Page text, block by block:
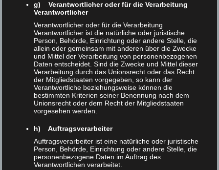
Begegnungszentrums für die Bildungs-
und Wissenschaftslandschaft hervor. Dabei
wurde deutlich, dass das Haus weit über
Göttingen hinaus als Ort der
Nachwuchsförderung, des
wissenschaftlichen Austauschs und der
Begegnung wirkt.
Im Mittelpunkt der Veranstaltung stand
auch der Beitrag von
Neher, Vorstandsvorsitzende der XLAB
Stiftung. Sie schilderte in ihrem Vortrag die
lange, oft steinige Geschichte des
g) Verantwortlicher oder für die Verarbeitung
Verantwortlicher
Verantwortlicher oder für die Verarbeitung
Verantwortlicher ist die natürliche oder juristische
Person, Behörde, Einrichtung oder andere Stelle, die
allein oder gemeinsam mit anderen über die Zwecke
und Mittel der Verarbeitung von personenbezogenen
Daten entscheidet. Sind die Zwecke und Mittel dieser
Verarbeitung durch das Unionsrecht oder das Recht
der Mitgliedstaaten vorgegeben, so kann der
Verantwortliche beziehungsweise können die
bestimmten Kriterien seiner Benennung nach dem
Unionsrecht oder dem Recht der Mitgliedstaaten
vorgesehen werden.
h) Auftragsverarbeiter
Auftragsverarbeiter ist eine natürliche oder juristische
Person, Behörde, Einrichtung oder andere Stelle, die
personenbezogene Daten im Auftrag des
Verantwortlichen verarbeitet.